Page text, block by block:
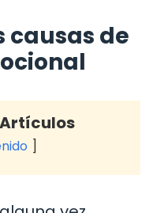
causas de